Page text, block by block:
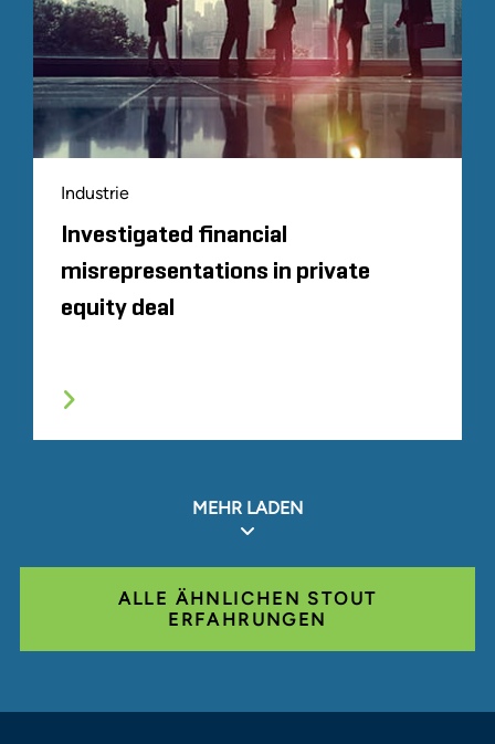
Industrie
Investigated financial
misrepresentations in private
equity deal
MEHR LADEN
ALLE ÄHNLICHEN STOUT
ERFAHRUNGEN